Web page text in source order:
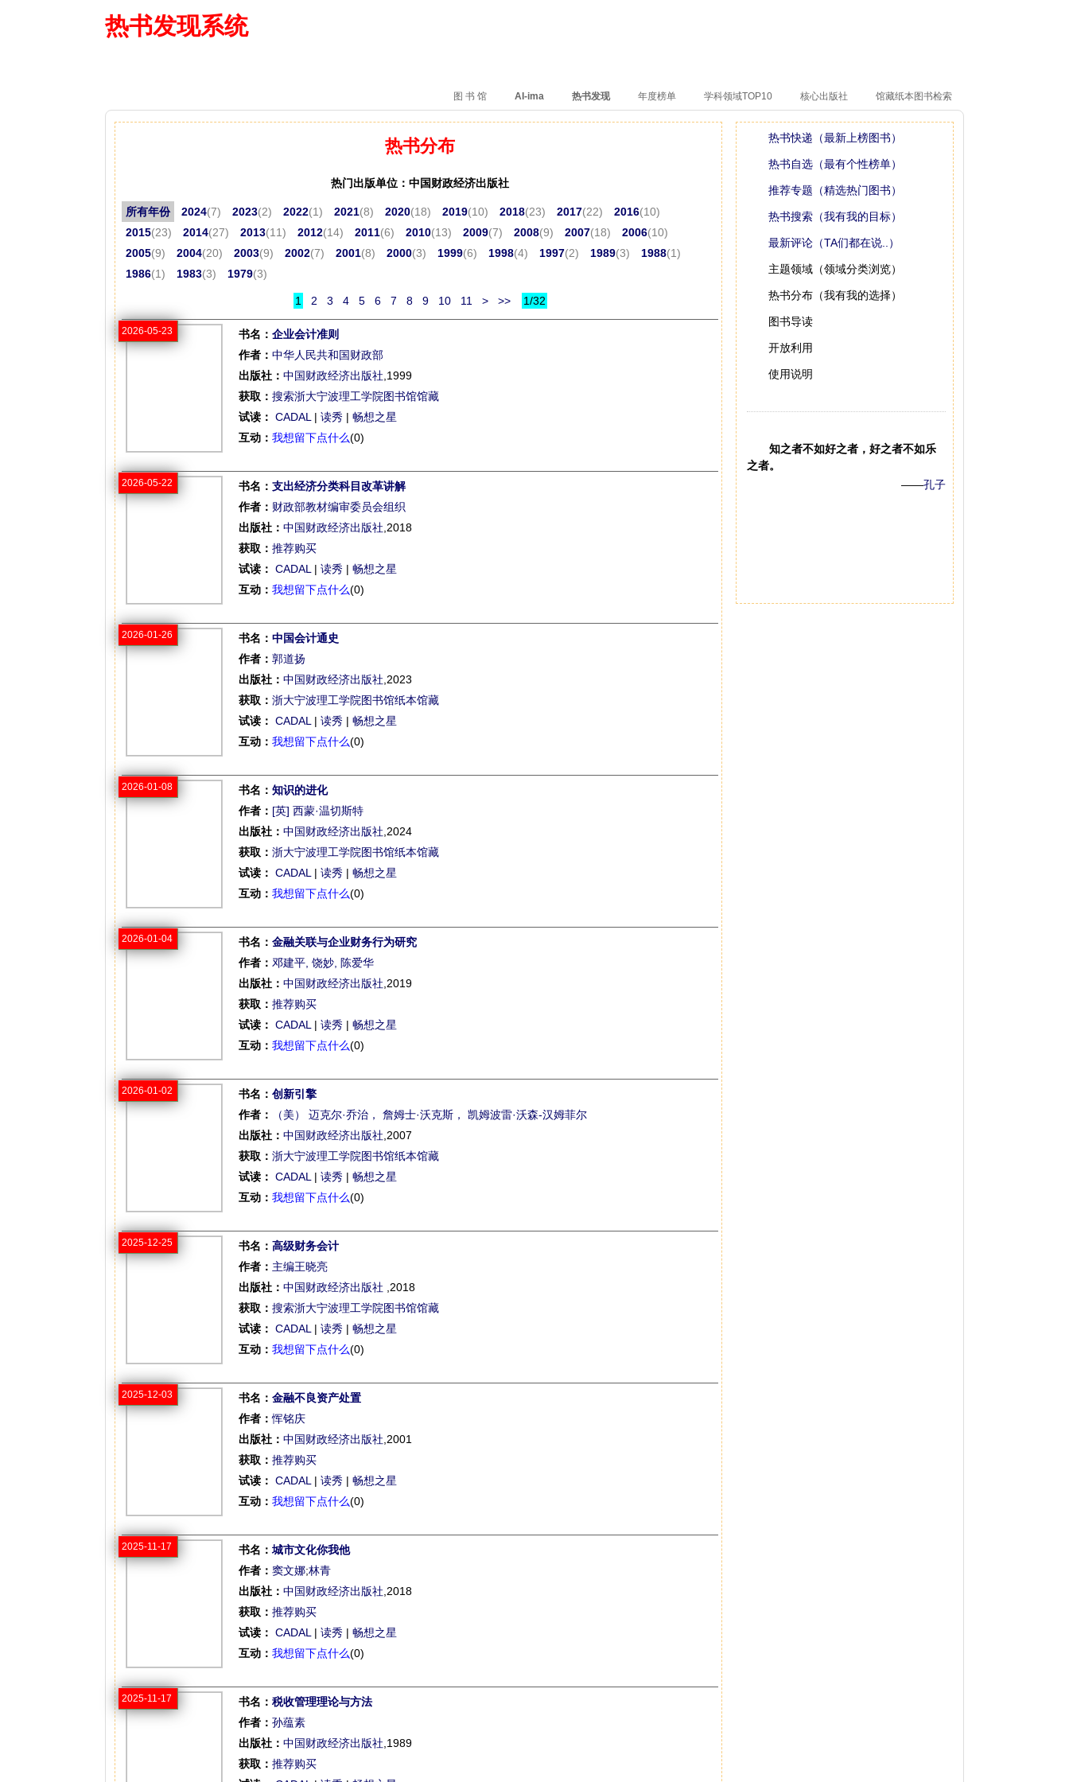
热书发现系统
图 书 馆 AI-ima 热书发现 年度榜单 学科领域TOP10 核心出版社 馆藏纸本图书检索
热书分布
热门出版单位：中国财政经济出版社
所有年份 2024(7) 2023(2) 2022(1) 2021(8) 2020(18) 2019(10) 2018(23) 2017(22) 2016(10)
2015(23) 2014(27) 2013(11) 2012(14) 2011(6) 2010(13) 2009(7) 2008(9) 2007(18) 2006(10)
2005(9) 2004(20) 2003(9) 2002(7) 2001(8) 2000(3) 1999(6) 1998(4) 1997(2) 1989(3) 1988(1)
1986(1) 1983(3) 1979(3)
1 2 3 4 5 6 7 8 9 10 11 > >> 1/32
2026-05-23 书名： 企业会计准则
作者： 中华人民共和国财政部
出版社： 中国财政经济出版社 ,1999
获取： 搜索浙大宁波理工学院图书馆馆藏
试读： CADAL | 读秀 | 畅想之星
互动： 我想留下点什么(0)
2026-05-22 书名： 支出经济分类科目改革讲解
作者： 财政部教材编审委员会组织
出版社： 中国财政经济出版社 ,2018
获取： 推荐购买
试读： CADAL | 读秀 | 畅想之星
互动： 我想留下点什么(0)
2026-01-26 书名： 中国会计通史
作者： 郭道扬
出版社： 中国财政经济出版社 ,2023
获取： 浙大宁波理工学院图书馆纸本馆藏
试读： CADAL | 读秀 | 畅想之星
互动： 我想留下点什么(0)
2026-01-08 书名： 知识的进化
作者： [英] 西蒙·温切斯特
出版社： 中国财政经济出版社 ,2024
获取： 浙大宁波理工学院图书馆纸本馆藏
试读： CADAL | 读秀 | 畅想之星
互动： 我想留下点什么(0)
2026-01-04 书名： 金融关联与企业财务行为研究
作者： 邓建平, 饶妙, 陈爱华
出版社： 中国财政经济出版社 ,2019
获取： 推荐购买
试读： CADAL | 读秀 | 畅想之星
互动： 我想留下点什么(0)
2026-01-02 书名： 创新引擎
作者：
（美） 迈克尔·乔治， 詹姆士·沃克斯， 凯姆波雷·沃森-汉姆菲尔
出版社： 中国财政经济出版社 ,2007
获取： 浙大宁波理工学院图书馆纸本馆藏
试读： CADAL | 读秀 | 畅想之星
互动： 我想留下点什么(0)
2025-12-25 书名： 高级财务会计
作者： 主编王晓亮
出版社： 中国财政经济出版社
,2018
获取： 搜索浙大宁波理工学院图书馆馆藏
试读： CADAL | 读秀 | 畅想之星
互动： 我想留下点什么(0)
2025-12-03 书名： 金融不良资产处置
作者：恽铭庆
出版社： 中国财政经济出版社 ,2001
获取： 推荐购买
试读： CADAL | 读秀 | 畅想之星
互动： 我想留下点什么(0)
2025-11-17 书名： 城市文化你我他
作者： 窦文娜;林青
出版社： 中国财政经济出版社 ,2018
获取： 推荐购买
试读： CADAL | 读秀 | 畅想之星
互动： 我想留下点什么(0)
2025-11-17 书名： 税收管理理论与方法
作者： 孙蕴素
出版社： 中国财政经济出版社 ,1989
获取： 推荐购买
热书快递（最新上榜图书）
热书自选（最有个性榜单）
推荐专题（精选热门图书）
热书搜索（我有我的目标）
最新评论（TA们都在说..）
主题领域（领域分类浏览）
热书分布（我有我的选择）
图书导读
开放利用
使用说明
知之者不如好之者，好之者不如乐
之者。
——孔子